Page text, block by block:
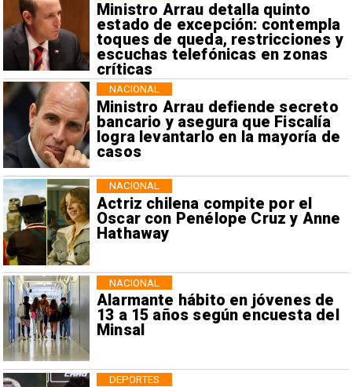
Ministro Arrau detalla quinto
estado de excepción: contempla
toques de queda, restricciones y
escuchas telefónicas en zonas
críticas
Ministro Arrau defiende secreto
bancario y asegura que Fiscalía
logra levantarlo en la mayoría de
casos
NACIONAL
Actriz chilena compite por el
Oscar con Penélope Cruz y Anne
Hathaway
NACIONAL
Alarmante hábito en jóvenes de
13 a 15 años según encuesta del
Minsal
NACIONAL
DEPORTES